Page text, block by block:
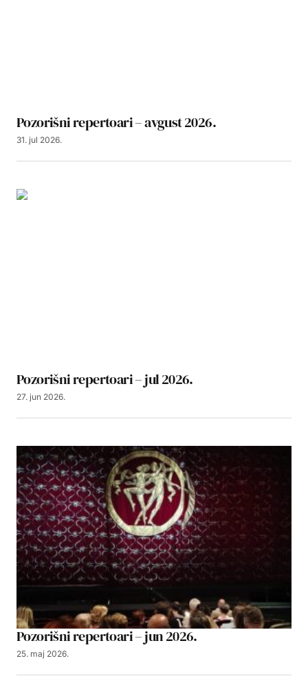
Pozorišni repertoari – avgust 2026.
31. jul 2026.
Pozorišni repertoari – jul 2026.
27. jun 2026.
Pozorišni repertoari – jun 2026.
25. maj 2026.